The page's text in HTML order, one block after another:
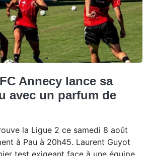
Annecy lance sa
avec un parfum de
la Ligue 2 ce samedi 8 août
à Pau à 20h45. Laurent Guyot